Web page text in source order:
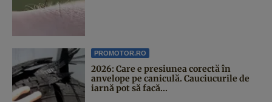
PROMOTOR.RO
2026: Care e presiunea corectă în
anvelope pe caniculă. Cauciucurile de
iarnă pot să facă...